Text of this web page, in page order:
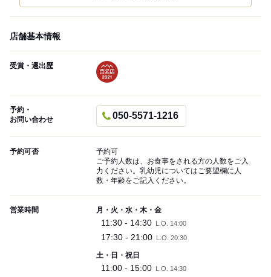
店舗基本情報
受賞・選出歴
予約・
お問い合わせ
050-5571-1216
予約可否
予約可
ご予約人数は、お食事をされる方の人数をご入
力ください。乳幼児についてはご要望欄に人
数・年齢をご記入ください。
営業時間 月・火・水・木・金
11:30 - 14:30 L.O. 14:00
17:30 - 21:00 L.O. 20:30
土・日・祝日
11:00 - 15:00 L.O. 14:30